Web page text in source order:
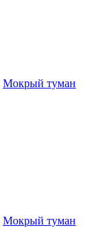
Мокрый туман
Мокрый туман